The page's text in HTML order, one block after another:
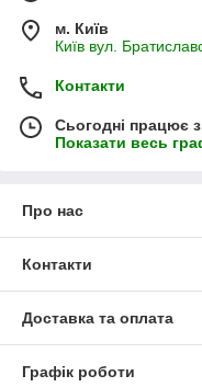
м. Київ
Київ вул.
Контакти
Сьогодні працює
Показати весь
Про нас
Контакти
Доставка та оплата
Графік роботи